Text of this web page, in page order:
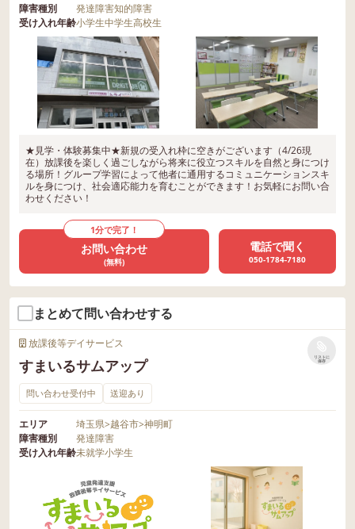
障害種別
発達障害知的障害
受け入れ年齢小学生中学生高校生
★見学・体験募集中★新規の受入れ枠に空きがございます（4/26現
在）放課後を楽しく過ごしながら将来に役立つスキルを自然と身につけ
る場所！グループ学習によって他者に通用するコミュニケーションスキ
ルを身につけ、社会適応能力を育むことができます！お気軽にお問い合
わせください！
1分で完了！
お問い合わせ
(無料)
電話で聞く
050-1784-7180
まとめて問い合わせする
放課後等デイサービス
すまいるサムアップ
リストに
保存
問い合わせ受付中 送迎あり
エリア 埼玉県>越谷市>神明町
障害種別
発達障害
受け入れ年齢未就学小学生